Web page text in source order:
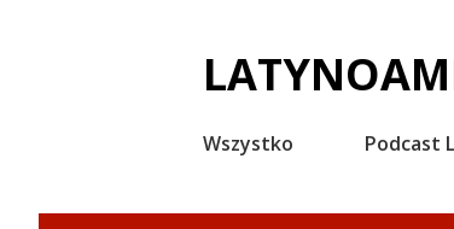
Wszystko Podcast